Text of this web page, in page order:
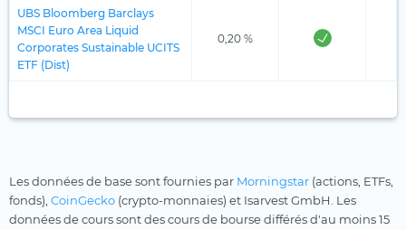
UBS Bloomberg Barclays
MSCI Euro Area Liquid
Corporates Sustainable UCITS
ETF (Dist)
0,20 %
Les données de base sont fournies par Morningstar (actions, ETFs,
fonds), CoinGecko (crypto-monnaies) et Isarvest GmbH. Les
données de cours sont des cours de bourse différés d'au moins 15